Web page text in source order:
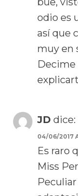
odio es
así que
muy en
Decime
JD dice:
04/06/2017
Es raro
Miss